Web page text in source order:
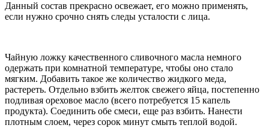
Данный состав прекрасно освежает, его можно применять,
если нужно срочно снять следы усталости с лица.
Чайную ложку качественного сливочного масла немного
одержать при комнатной температуре, чтобы оно стало
мягким. Добавить такое же количество жидкого меда,
растереть. Отдельно взбить желток свежего яйца, постепенно
подливая ореховое масло (всего потребуется 15 капель
продукта). Соединить обе смеси, еще раз взбить. Нанести
плотным слоем, через сорок минут смыть теплой водой.